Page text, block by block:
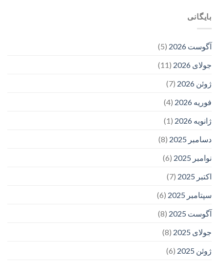
بایگانی
آگوست 2026
(5)
جولای 2026
(11)
ژوئن 2026
(7)
فوریه 2026
(4)
ژانویه 2026
(1)
دسامبر 2025
(8)
نوامبر 2025
(6)
اکتبر 2025
(7)
سپتامبر 2025
(6)
آگوست 2025
(8)
جولای 2025
(8)
ژوئن 2025
(6)